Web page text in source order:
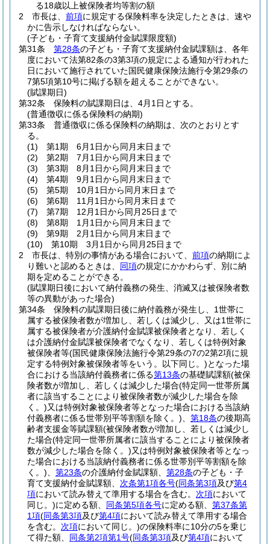
る18歳以上被保険者均等割の額
2
市長は、 前項に規定する保険料率を決定したときは、速や
かに告示しなければならない。
(子ども・子育て支援納付金賦課限度額)
第31条
第28条の子ども・子育て支援納付金賦課額は、各年
度において法第82条の3第3項の規定による通知が行われた
日において施行されていた国民健康保険法施行令第29条の
7第5項第10号に掲げる額を超えることができない。
(賦課期日)
第32条
保険料の賦課期日は、4月1日とする。
(普通徴収に係る保険料の納期)
第33条
普通徴収に係る保険料の納期は、次のとおりとす
る。
(1)
第1期 6月1日から同月末日まで
(2)
第2期 7月1日から同月末日まで
(3)
第3期 8月1日から同月末日まで
(4)
第4期 9月1日から同月末日まで
(5)
第5期 10月1日から同月末日まで
(6)
第6期 11月1日から同月末日まで
(7)
第7期 12月1日から同月25日まで
(8)
第8期 1月1日から同月末日まで
(9)
第9期 2月1日から同月末日まで
(10)
第10期 3月1日から同月25日まで
2
市長は、特別の事情がある場合において、 前項の納期によ
り難いと認めるときは、 同項の規定にかかわらず、別に納
期を定めることができる。
(賦課期日後において納付義務の発生、消滅又は被保険者数
等の異動があった場合)
第34条
保険料の賦課期日後に納付義務が発生し、1世帯に
属する被保険者数が増加し、若しくは減少し、又は1世帯に
属する被保険者が介護納付金賦課被保険者となり、若しく
は介護納付金賦課被保険者でなくなり、若しくは特例対象
被保険者等(国民健康保険法施行令第29条の7の2第2項に規
定する特例対象被保険者等をいう。以下同じ。)となった場
合における当該納付義務者に係る第13条の基礎賦課額(被保
険者数が増加し、若しくは減少した場合(特定同一世帯所属
者に該当することにより被保険者数が減少した場合を除
く。)又は特例対象被保険者等となった場合における当該納
付義務者に係る世帯別平等割額を除く。)
第18条の後期高
齢者支援金等賦課額(被保険者数が増加し、若しくは減少し
た場合(特定同一世帯所属者に該当することにより被保険者
数が減少した場合を除く。)又は特例対象被保険者等となっ
た場合における当該納付義務者に係る世帯別平等割額を除
く。)
第23条の介護納付金賦課額、 第28条の子ども・子
育て支援納付金賦課額、 次条第1項各号(同条第3項及び第4
項において読み替えて準用する場合を含む。 次項において
同じ。)に定める額、 同条第5項各号に定める額、 第37条第
1項(同条第3項及び第4項において読み替えて準用する場合
を含む。 次項において同じ。)の保険料率に10分の5を乗じ
て得た額、 同条第2項第1号(同条第3項及び第4項において